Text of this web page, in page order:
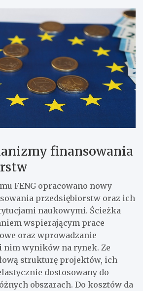
finansowania
FENG opracowano nowy
przedsiębiorstw oraz ich
naukowymi. Ścieżka
wspierającym prace
oraz wprowadzanie
nim wyników na rynek. Ze
strukturę projektów, ich
dostosowany do
obszarach. Do kosztów da